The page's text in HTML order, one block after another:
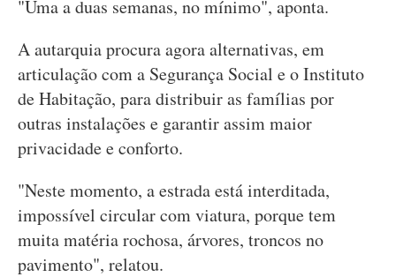
"Uma a duas semanas, no mínimo", aponta.
A autarquia procura agora alternativas, em
articulação com a Segurança Social e o Instituto
de Habitação, para distribuir as famílias por
outras instalações e garantir assim maior
privacidade e conforto.
"Neste momento, a estrada está interditada,
impossível circular com viatura, porque tem
muita matéria rochosa, árvores, troncos no
pavimento", relatou.